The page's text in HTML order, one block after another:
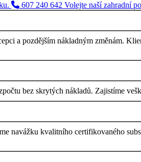
607 240 642 Volejte naší zahradní
a pozdějším nákladným změnám.
bez skrytých nákladů. Zajistíme
navážku kvalitního certifikovaného